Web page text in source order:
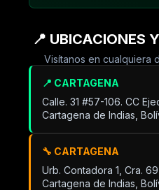
📍 UBICACIONES
Visítanos en cualquiera
📍 CARTAGENA
Calle. 31 #57-106. CC
Cartagena de Indias,
🔧 CARTAGENA
Urb. Contadora 1, Cra.
Cartagena de Indias,